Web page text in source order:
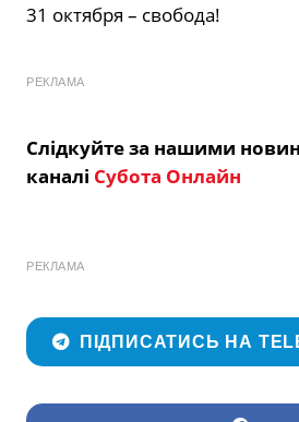
31 октября – свобода!
РЕКЛАМА
Слідкуйте за нашими
каналі Субота Онлайн
РЕКЛАМА
ПІДПИСАТИСЬ НА